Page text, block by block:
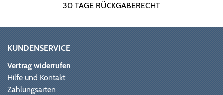
30 TAGE RÜCKGABERECHT
KUNDENSERVICE
Vertrag widerrufen
Hilfe und Kontakt
Zahlungsarten